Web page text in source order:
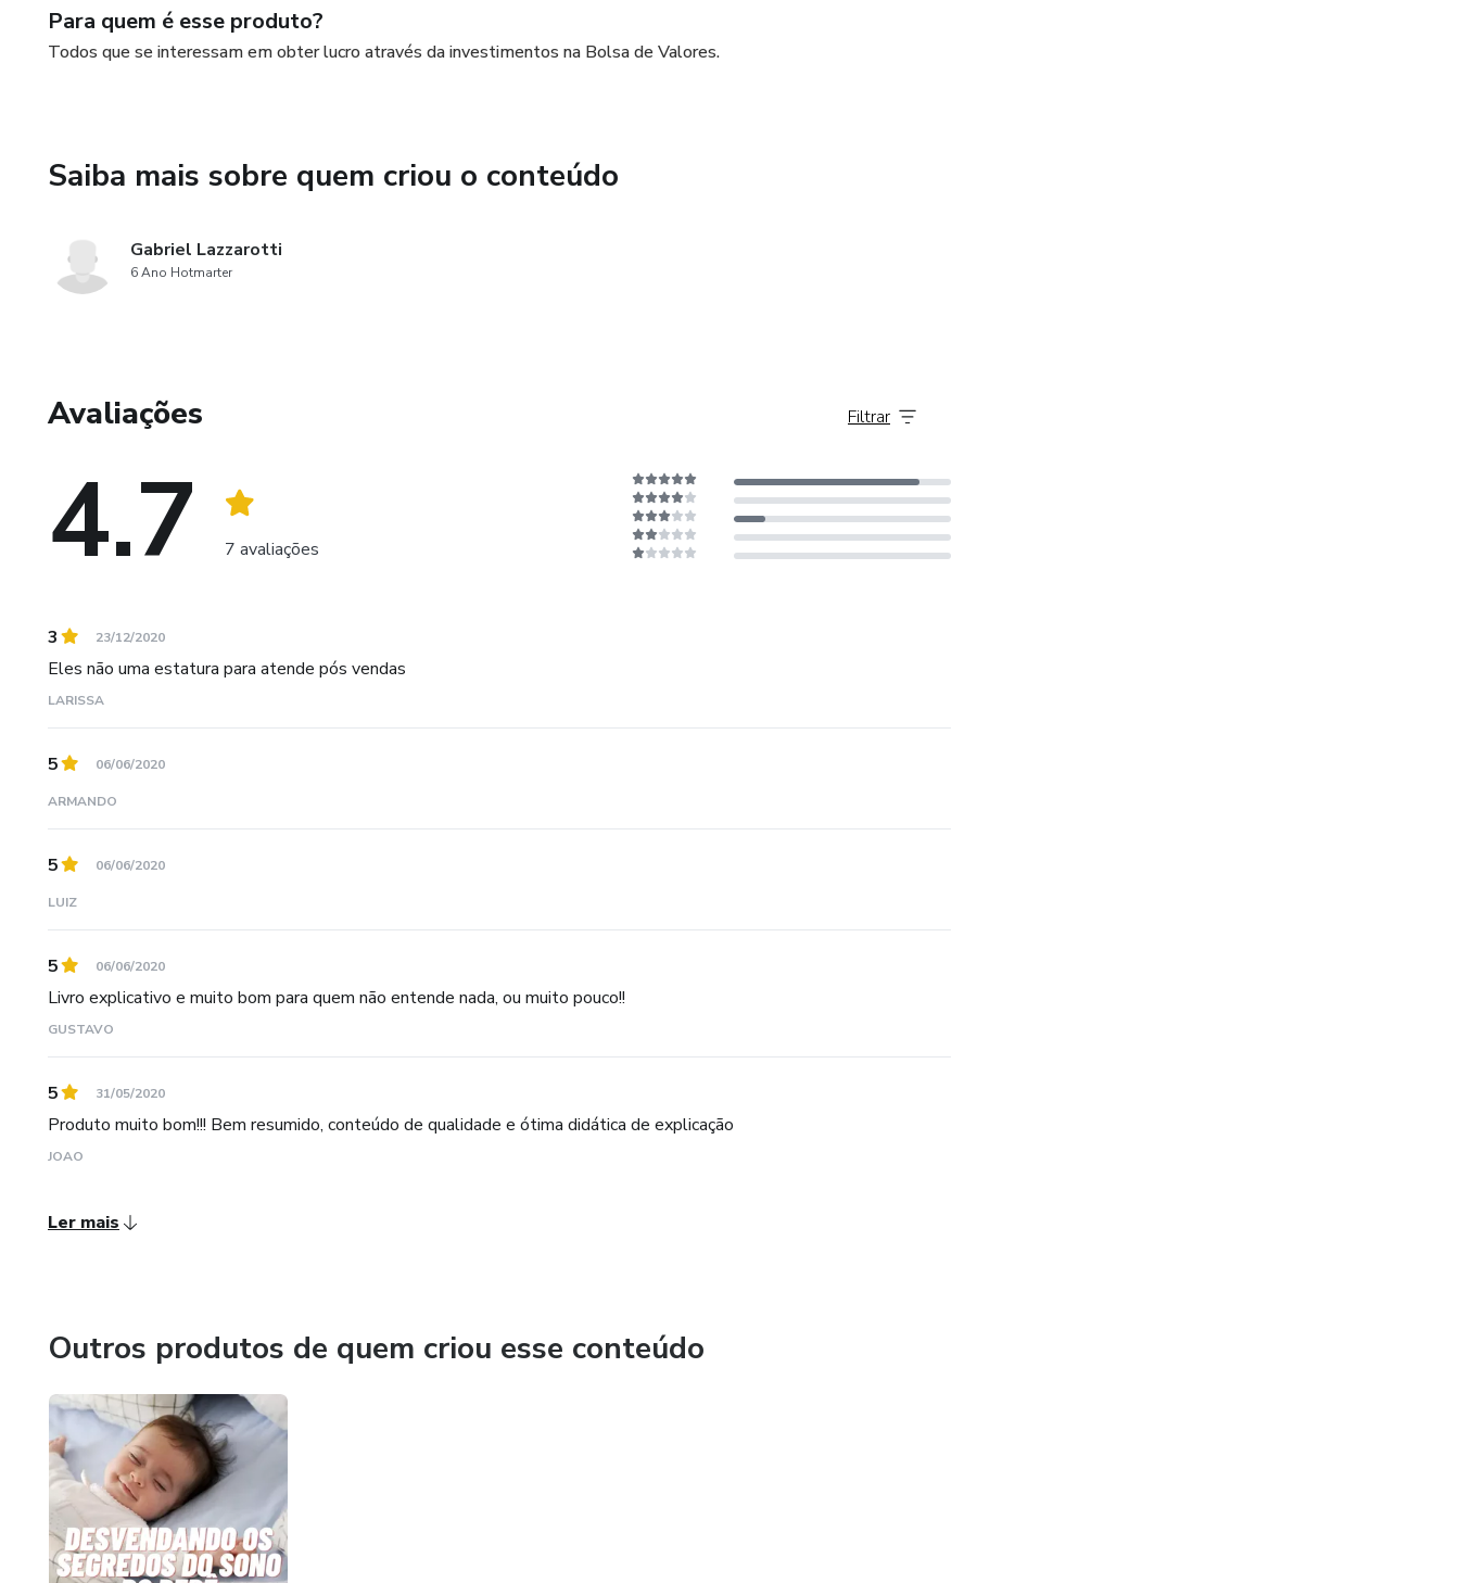
6. Candlestick e sua leitura;
14. Envio de ordens na plataforma (Compra e Venda);
15. Gerenciamento de Risco (Como garantir o lucro no final de todo mês);
Para quem é esse produto?
Todos que se interessam em obter lucro através da investimentos na Bolsa de Valores.
Saiba mais sobre quem criou o conteúdo
Gabriel Lazzarotti
6 Ano Hotmarter
Avaliações
4.7 7 avaliações
Filtrar
3 23/12/2020
Eles não uma estatura para atende pós vendas
LARISSA
5 06/06/2020
ARMANDO
5 06/06/2020
LUIZ
5 06/06/2020
Livro explicativo e muito bom para quem não entende nada, ou muito pouco!!
GUSTAVO
5 31/05/2020
Produto muito bom!!! Bem resumido, conteúdo de qualidade e ótima didática de explicação
JOAO
Ler mais
Outros produtos de quem criou esse conteúdo